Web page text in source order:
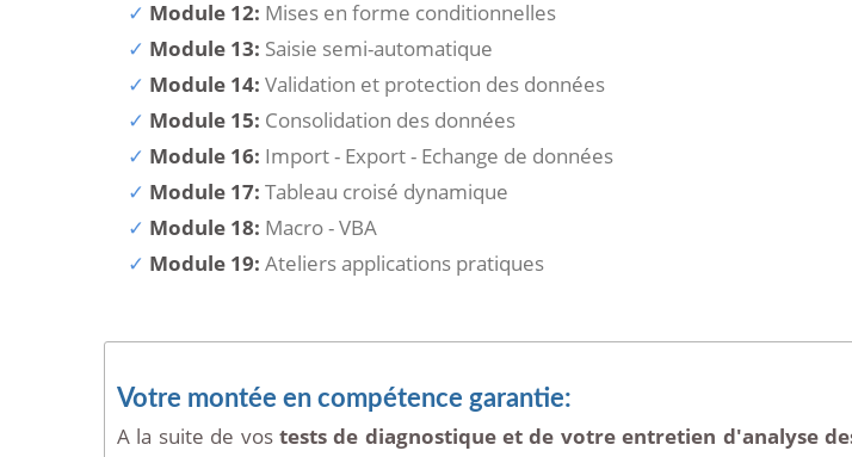
Module 12: Mises en forme conditionnelles
Module 13: Saisie semi-automatique
Module 14: Validation et protection des données
Module 15: Consolidation des données
Module 16: Import - Export - Echange de données
Module 17: Tableau croisé dynamique
Module 18: Macro - VBA
Module 19: Ateliers applications pratiques
Votre montée en compétence garantie:
A la suite de vos tests de diagnostique et de votre entretien d'analyse